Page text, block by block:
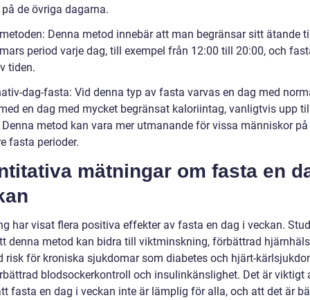
de övriga dagarna.
Denna metod innebär att man begränsar sitt ätande
period varje dag, till exempel från 12:00 till 20:00, och
tiden.
dag-fasta: Vid denna typ av fasta varvas en dag med
en dag med mycket begränsat kaloriintag, vanligtvis upp
Denna metod kan vara mer utmanande för vissa människor
fasta perioder.
mätningar om fasta en
har visat flera positiva effekter av fasta en dag i veckan.
denna metod kan bidra till viktminskning, förbättrad
risk för kroniska sjukdomar som diabetes och hjärt-
blodsockerkontroll och insulinkänslighet. Det är viktigt
fasta en dag i veckan inte är lämplig för alla, och att det är